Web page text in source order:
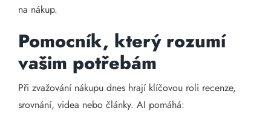
na nákup.
Pomocník, který rozumí
vašim potřebám
Při zvažování nákupu dnes hrají klíčovou roli recenze,
srovnání, videa nebo články. AI pomáhá: